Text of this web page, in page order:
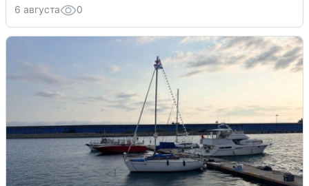
6 августа 0